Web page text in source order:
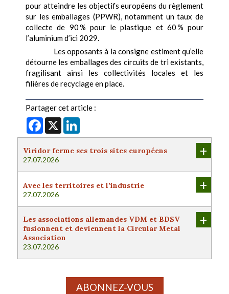
pour atteindre les objectifs européens du règlement
sur les emballages (PPWR), notamment un taux de
collecte de 90 % pour le plastique et 60 % pour
l’aluminium d’ici 2029.
Les opposants à la consigne estiment qu’elle
détourne les emballages des circuits de tri existants,
fragilisant ainsi les collectivités locales et les
filières de recyclage en place.
Partager cet article :
Facebook
X
Viridor ferme ses trois sites européens
27.07.2026
+
Avec les territoires et l’industrie
27.07.2026
+
Les associations allemandes VDM et BDSV
fusionnent et deviennent la Circular Metal
Association
23.07.2026
+
ABONNEZ-VOUS